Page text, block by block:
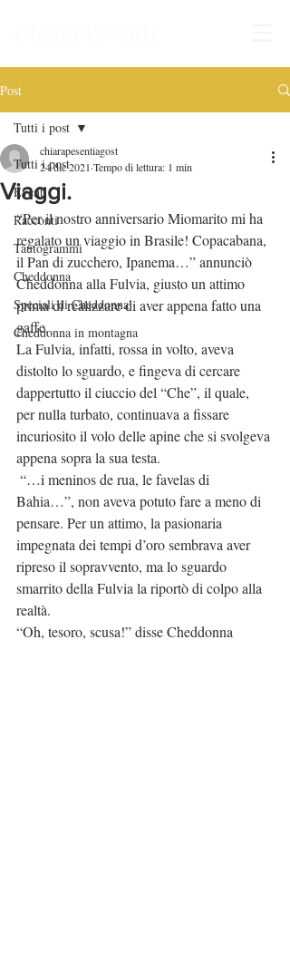
Post
Tutti i post
Eventi
Racconti
Tautogrammi
Cheddonna
Speciali di Cheddonna
Cheddonna in montagna
Tutti i post
Viaggi.
chiarapesentiagost
24 dic 2021 Tempo di lettura: 1 min
“Per il nostro anniversario Miomarito mi ha
regalato un viaggio in Brasile! Copacabana,
il Pan di zucchero, Ipanema…” annunciò
Cheddonna alla Fulvia, giusto un attimo
prima di realizzare di aver appena fatto una
gaffe.
La Fulvia, infatti, rossa in volto, aveva
distolto lo sguardo, e fingeva di cercare
dappertutto il ciuccio del “Che”, il quale,
per nulla turbato, continuava a fissare
incuriosito il volo delle apine che si svolgeva
appena sopra la sua testa.
Bahia…”, non aveva potuto fare a meno di
pensare. Per un attimo, la pasionaria
impegnata dei tempi d’oro sembrava aver
ripreso il sopravvento, ma lo sguardo
smarrito della Fulvia la riportò di colpo alla
realtà.
“Oh, tesoro, scusa!” disse Cheddonna